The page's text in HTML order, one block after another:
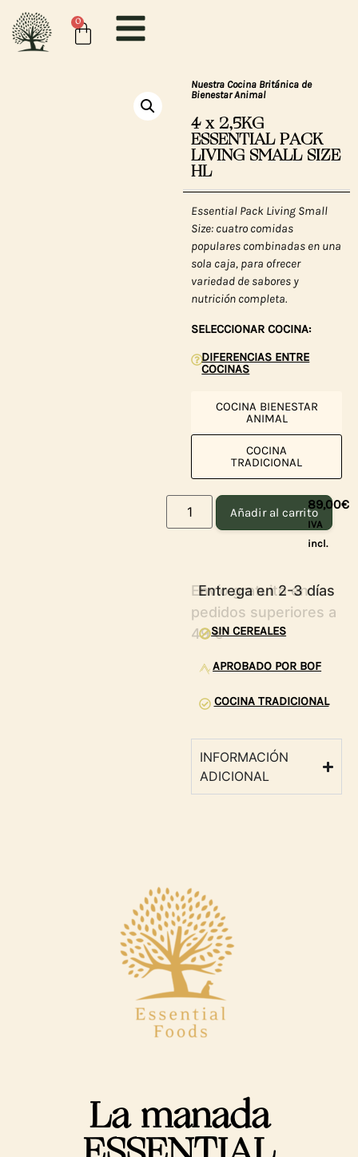
0
Nuestra Cocina Británica de
Bienestar Animal
4 x 2,5KG
ESSENTIAL PACK
LIVING SMALL SIZE
HL
Essential Pack Living Small
Size: cuatro comidas
populares combinadas en una
sola caja, para ofrecer
variedad de sabores y
nutrición completa.
SELECCIONAR COCINA:
DIFERENCIAS ENTRE
COCINAS
COCINA BIENESTAR
ANIMAL
COCINA
TRADICIONAL
Añadir al carrito
89,00€
IVA
incl.
Entrega en 2-3 días
SIN CEREALES
APROBADO POR BOF
COCINA TRADICIONAL
INFORMACIÓN
ADICIONAL
La manada